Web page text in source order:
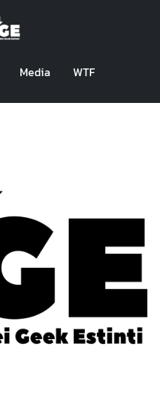
Media WTF